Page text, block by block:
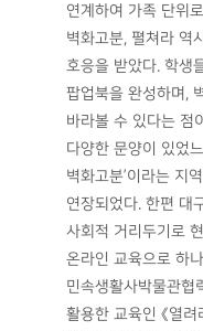
연계하여 가족 단위
벽화고분, 펼쳐라 역
호응을 받았다. 학생
팝업북을 완성하며,
바라볼 수 있다는 점
다양한 문양이 있었
벽화고분’이라는 지
연장되었다. 한편 대
사회적 거리두기로
온라인 교육으로 하
민속생활사박물관협
활용한 교육인 《열